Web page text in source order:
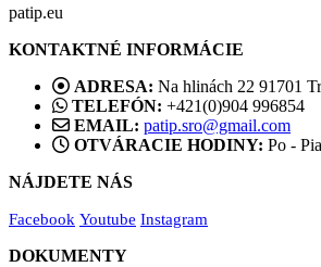
patip.eu
KONTAKTNÉ INFORMÁCIE
ADRESA: Na hlinách 22 91701
TELEFÓN: +421(0)904 996854
EMAIL: patip.sro@gmail.com
OTVÁRACIE HODINY: Po -
NÁJDETE NÁS
Facebook Youtube Instagram
DOKUMENTY